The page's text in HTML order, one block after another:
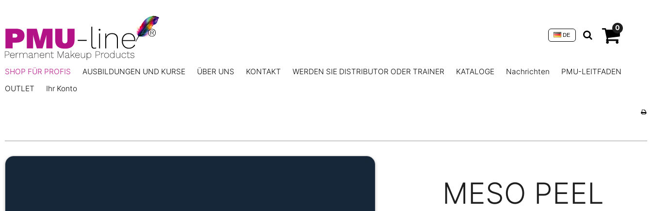
0
DE
SHOP FÜR PROFIS AUSBILDUNGEN UND KURSE ÜBER UNS KONTAKT WERDEN SIE DISTRIBUTOR ODER TRAINER KATALOGE Nachrichten
PMU-LEITFADEN
OUTLET
Ihr Konto
MESO PEEL